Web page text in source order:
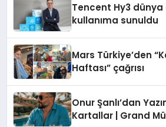
Tencent Hy3
kullanıma sunuldu
Mars Türkiye’den
Haftası” çağrısı
Onur Şanlı’dan
Kartallar | Grand